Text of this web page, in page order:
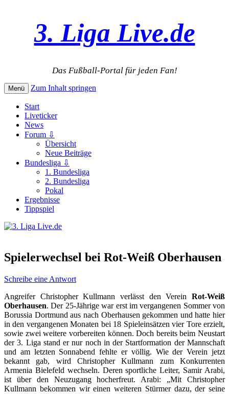
3. Liga Live.de
Das Fußball-Portal für jeden Fan!
Menü Zum Inhalt springen
Start
Liveticker
News
Forum ⇩
Übersicht
Neue Beiträge
Bundesliga ⇩
1. Bundesliga
2. Bundesliga
Pokal
Ergebnisse
Tippspiel
Spielerwechsel bei Rot-Weiß Oberhausen
Schreibe eine Antwort
Angreifer Christopher Kullmann verlässt den Verein Rot-Weiß
Oberhausen. Der 25-Jährige war erst im vergangenen Sommer von
Borussia Dortmund aus nach Oberhausen gekommen und hatte hier
in den vergangenen Monaten bei 18 Spieleinsätzen vier Tore erzielt,
sowie zwei weitere vorbereiten können. Doch bereits beim Neustart
der 3. Liga stand er nur noch in der Startformation der Mannschaft
und am letzten Sonnabend fehlte er völlig. Wie der Verein jetzt
bekannt gab, wird Christopher Kullmann zum Konkurrenten
Armenia Bielefeld wechseln. Deren sportliche Leiter, Samir Arabi,
ist über den Neuzugang hocherfreut. Arabi: „Mit Christopher
Kullmann bekommen wir einen weiteren Stürmer dazu, der seine